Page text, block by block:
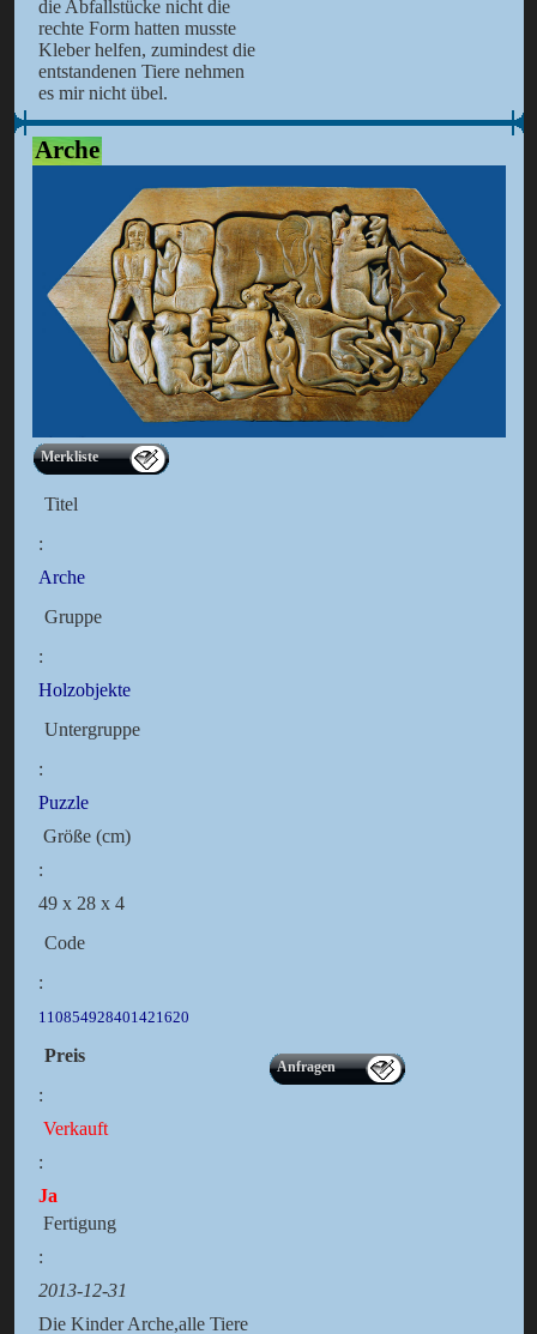
die Abfallstücke nicht die
rechte Form hatten musste
Kleber helfen, zumindest die
entstandenen Tiere nehmen
es mir nicht übel.
Arche
Merkliste
Titel
:
Arche
Gruppe
:
Holzobjekte
Untergruppe
:
Puzzle
Größe (cm)
:
49 x 28 x 4
Code
:
110854928401421620
Preis
:
Anfragen
Verkauft
:
Ja
Fertigung
:
2013-12-31
Die Kinder Arche,alle Tiere